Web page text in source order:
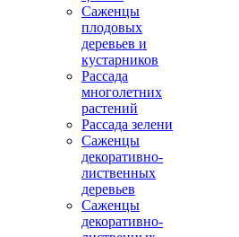
Саженцы
плодовых
деревьев и
кустарников
Рассада
многолетних
растений
Рассада зелени
Саженцы
декоративно-
лиственных
деревьев
Саженцы
декоративно-